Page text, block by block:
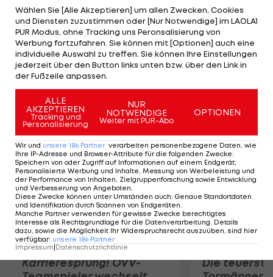
Brouwer/Meeuwsen mit 17:21, 19:21 geschlagen
geben. In beiden Sätzen laufen Doppler/Horst
von Beginn an einem Rückstand hinterher.
Letztlich setzt es die dritte Niederlage im dritten
Duell. Für den Aufstieg benötigen Doppler/Horst
am Freitag einen Sieg gegen Marcio/Pedro (BRA).
Mehr zum Thema
Karrieresprung! ÖVV-
Die
Wählen Sie [Alle Akzeptieren] um allen Zwecken, Cookies
und Diensten zuzustimmen oder [Nur Notwendige] im LAOLA1
PUR Modus, ohne Tracking uns Peronsalisierung von
Werbung fortzufahren. Sie können mit [Optionen] auch eine
individuelle Auswahl zu treffen. Sie können Ihre Einstellungen
jederzeit über den Button links unten bzw. über den Link in
der Fußzeile anpassen.
ALLE
AKZEPTIEREN
Tracking und
Personalisierung
NUR
NOTWENDIGE
Weiter mit PUR-Abo
OPTIONEN
Wir und unsere 186 Partner verarbeiten personenbezogene Daten, wie
Ihre IP-Adresse und Browser-Attribute für die folgenden Zwecke:
Speichern von oder Zugriff auf Informationen auf einem Endgerät;
Personalisierte Werbung und Inhalte, Messung von Werbeleistung und
der Performance von Inhalten, Zielgruppenforschung sowie Entwicklung
und Verbesserung von Angeboten.
Diese Zwecke können unter Umständen auch: Genaue Standortdaten
und Identifikation durch Scannen von Endgeräten.
Manche Partner verwenden für gewisse Zwecke berechtigtes
Interesse als Rechtsgrundlage für die Datenverarbeitung. Details
dazu, sowie die Möglichkeit Ihr Widerspruchsrecht auszuüben, sind hier
verfügbar: unsere 186 Partner
Impressum Datenschutzrichtlinie